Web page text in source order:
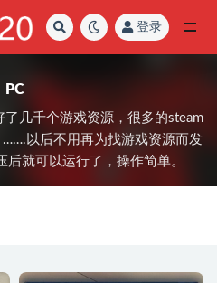
登录
PC
几千个游戏资源，很多的steam
以后不用再为找游戏资源而发
就可以运行了，操作简单。